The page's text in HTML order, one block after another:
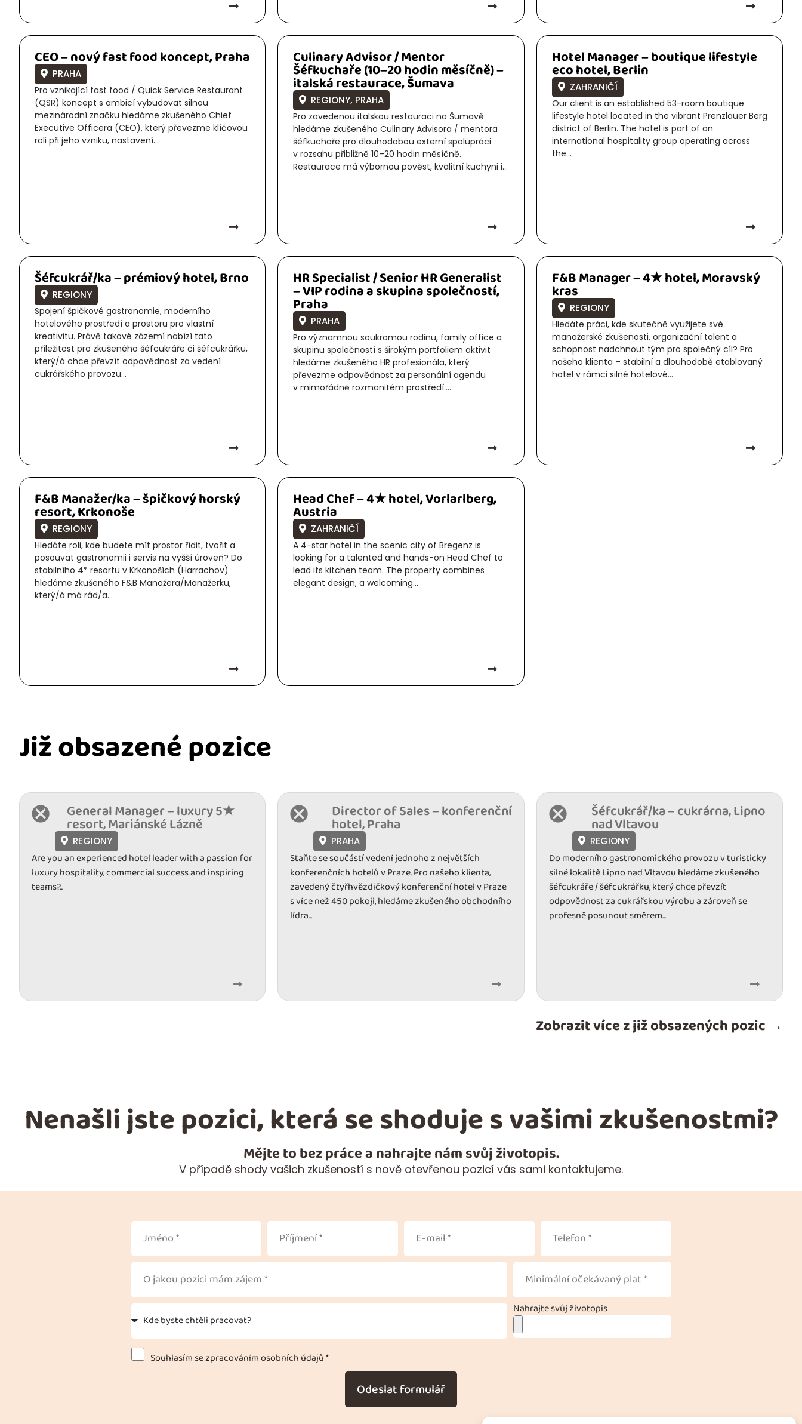
CEO – nový fast food koncept, Praha
PRAHA
Pro vznikající fast food / Quick Service Restaurant
(QSR) koncept s ambicí vybudovat silnou
mezinárodní značku hledáme zkušeného Chief
Executive Officera (CEO), který převezme klíčovou
roli při jeho vzniku, nastavení...
Culinary Advisor / Mentor
Šéfkuchaře (10–20 hodin měsíčně) –
italská restaurace, Šumava
REGIONY, PRAHA
Pro zavedenou italskou restauraci na Šumavě
hledáme zkušeného Culinary Advisora / mentora
šéfkuchaře pro dlouhodobou externí spolupráci
v rozsahu přibližně 10–20 hodin měsíčně.
Restaurace má výbornou pověst, kvalitní kuchyni i...
Hotel Manager – boutique lifestyle
eco hotel, Berlin
ZAHRANIČÍ
Our client is an established 53-room boutique
lifestyle hotel located in the vibrant Prenzlauer Berg
district of Berlin. The hotel is part of an
international hospitality group operating across
the...
Šéfcukrář/ka – prémiový hotel, Brno
REGIONY
Spojení špičkové gastronomie, moderního
hotelového prostředí a prostoru pro vlastní
kreativitu. Právě takové zázemí nabízí tato
příležitost pro zkušeného šéfcukráře či šéfcukrářku,
který/á chce převzít odpovědnost za vedení
cukrářského provozu...
HR Specialist / Senior HR Generalist
– VIP rodina a skupina společností,
Praha
PRAHA
Pro významnou soukromou rodinu, family office a
skupinu společností s širokým portfoliem aktivit
hledáme zkušeného HR profesionála, který
převezme odpovědnost za personální agendu
v mimořádně rozmanitém prostředí....
F&B Manager – 4★ hotel, Moravský
kras
REGIONY
Hledáte práci, kde skutečně využijete své
manažerské zkušenosti, organizační talent a
schopnost nadchnout tým pro společný cíl? Pro
našeho klienta – stabilní a dlouhodobě etablovaný
hotel v rámci silné hotelové...
F&B Manažer/ka – špičkový horský
resort, Krkonoše
REGIONY
Hledáte roli, kde budete mít prostor řídit, tvořit a
posouvat gastronomii i servis na vyšší úroveň? Do
stabilního 4* resortu v Krkonoších (Harrachov)
hledáme zkušeného F&B Manažera/Manažerku,
který/á má rád/a...
Head Chef – 4★ hotel, Vorlarlberg,
Austria
ZAHRANIČÍ
A 4-star hotel in the scenic city of Bregenz is
looking for a talented and hands-on Head Chef to
lead its kitchen team. The property combines
elegant design, a welcoming...
Již obsazené pozice
General Manager – luxury 5★
resort, Mariánské Lázně
REGIONY
Are you an experienced hotel leader with a passion for
luxury hospitality, commercial success and inspiring
teams?...
Director of Sales – konferenční
hotel, Praha
PRAHA
Staňte se součástí vedení jednoho z největších
konferenčních hotelů v Praze. Pro našeho klienta,
zavedený čtyřhvězdičkový konferenční hotel v Praze
s více než 450 pokoji, hledáme zkušeného obchodního
lídra...
Šéfcukrář/ka – cukrárna, Lipno
nad Vltavou
REGIONY
Do moderního gastronomického provozu v turisticky
silné lokalitě Lipno nad Vltavou hledáme zkušeného
šéfcukráře / šéfcukrářku, který chce převzít
odpovědnost za cukrářskou výrobu a zároveň se
profesně posunout směrem...
Zobrazit více z již obsazených pozic →
Nenašli jste pozici, která se shoduje s vašimi zkušenostmi?
Mějte to bez práce a nahrajte nám svůj životopis.
V případě shody vašich zkušeností s nově otevřenou pozicí vás sami kontaktujeme.
Nahrajte svůj životopis
Souhlasím se zpracováním osobních údajů *
Odeslat formulář